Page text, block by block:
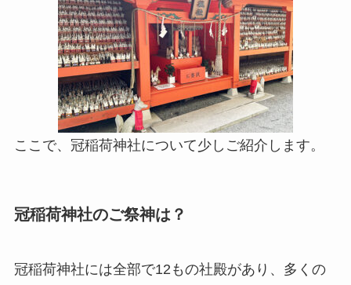
ここで、冠稲荷神社について少しご紹介します。
冠稲荷神社のご祭神は？
冠稲荷神社には全部で12もの社殿があり、多くの